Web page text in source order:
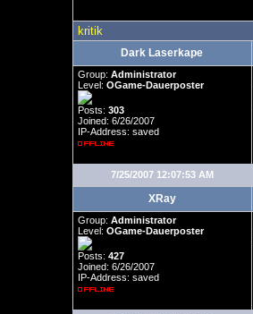
kritik
Dark Laserkape
Group: Administrator
Level: OGame-Dauerposter
Posts: 303
Joined: 6/26/2007
IP-Address: saved
7/25/2007 12:07:53 AM
XRay
Group: Administrator
Level: OGame-Dauerposter
Posts: 427
Joined: 6/26/2007
IP-Address: saved